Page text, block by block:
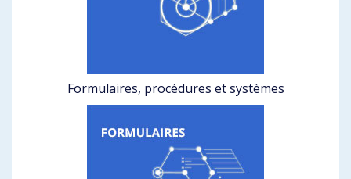
Formulaires, procédures et systèmes